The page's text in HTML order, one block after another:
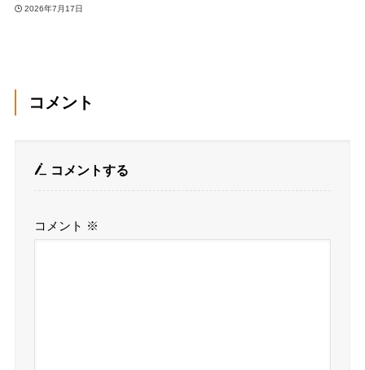
2026年7月17日
コメント
コメントする
コメント ※